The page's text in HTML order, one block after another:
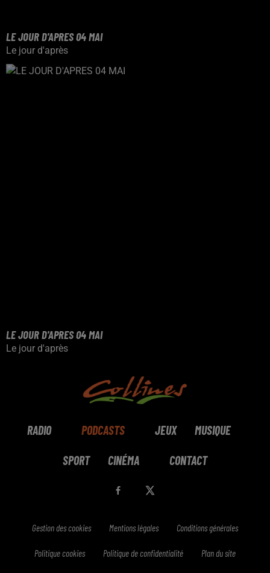
LE JOUR D'APRES 04 MAI
Le jour d'après
LE JOUR D'APRES 04 MAI
Le jour d'après
RADIO PODCASTS JEUX MUSIQUE
SPORT CINÉMA CONTACT
Gestion des cookies Mentions légales Conditions générales
Politique cookies Politique de confidentialité Plan du site